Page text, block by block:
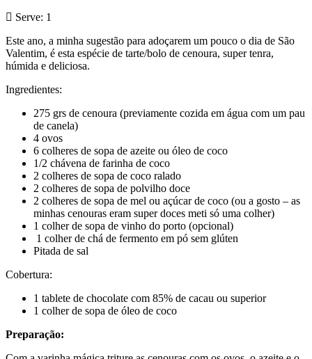
Serve: 1
Este ano, a minha sugestão para adoçarem um pouco o dia de São
Valentim, é esta espécie de tarte/bolo de cenoura, super tenra,
húmida e deliciosa.
Ingredientes:
275 grs de cenoura (previamente cozida em água com um pau
de canela)
4 ovos
6 colheres de sopa de azeite ou óleo de coco
1/2 chávena de farinha de coco
2 colheres de sopa de coco ralado
2 colheres de sopa de polvilho doce
2 colheres de sopa de mel ou açúcar de coco (ou a gosto – as
minhas cenouras eram super doces meti só uma colher)
1 colher de sopa de vinho do porto (opcional)
1 colher de chá de fermento em pó sem glúten
Pitada de sal
Cobertura:
1 tablete de chocolate com 85% de cacau ou superior
1 colher de sopa de óleo de coco
Preparação: